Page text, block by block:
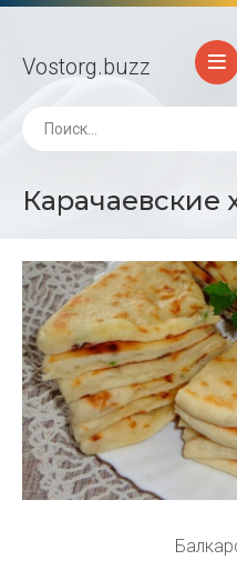
Vostorg.buzz
Карачаевские